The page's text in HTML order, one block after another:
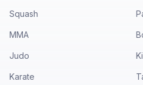
Squash
MMA
Judo
Karate